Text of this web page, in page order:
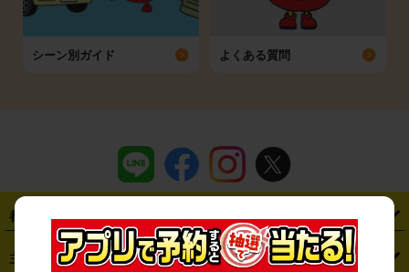
シーン別ガイド よくある質問
都道府県から探す
・ 北海道 ・青森県 ・岩手県 ・宮城県 ・秋田県 ・山形県
主要駅から探す